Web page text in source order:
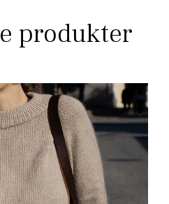
produkter